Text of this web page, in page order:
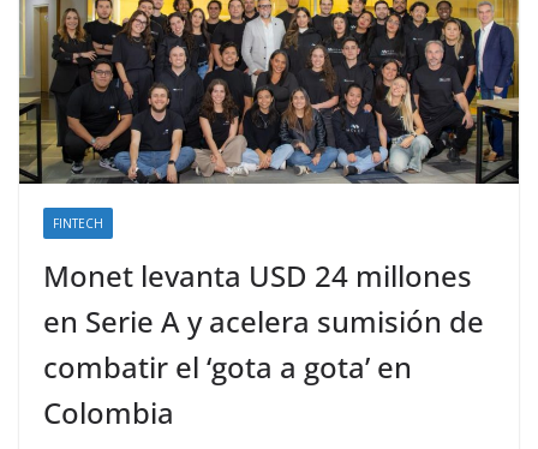
FINTECH
Monet levanta USD 24 millones
en Serie A y acelera sumisión de
combatir el ‘gota a gota’ en
Colombia